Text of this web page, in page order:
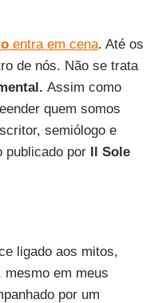
entra em cena. Até os
de nós. Não se trata
Assim como
quem somos
semiólogo e
publicado por Il Sole
ligado aos mitos,
mesmo em meus
por um